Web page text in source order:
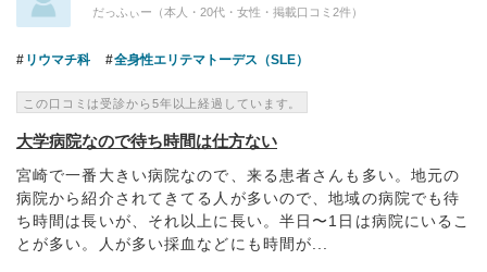
だっふぃー（本人・20代・女性・掲載口コミ2件）
リウマチ科 全身性エリテマトーデス（SLE）
この口コミは受診から5年以上経過しています。
大学病院なので待ち時間は仕方ない
宮崎で一番大きい病院なので、来る患者さんも多い。地元の
病院から紹介されてきてる人が多いので、地域の病院でも待
ち時間は長いが、それ以上に長い。半日〜1日は病院にいるこ
とが多い。人が多い採血などにも時間が...